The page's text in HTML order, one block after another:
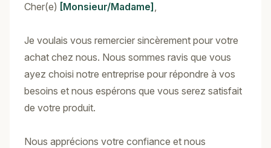
Cher(e) [Monsieur/Madame] ,
Je voulais vous remercier sincèrement pour votre
achat chez nous. Nous sommes ravis que vous
ayez choisi notre entreprise pour répondre à vos
besoins et nous espérons que vous serez satisfait
de votre produit.
Nous apprécions votre confiance et nous